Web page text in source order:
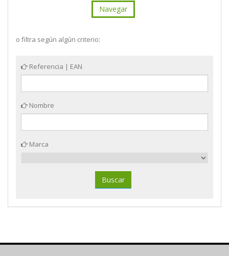
Navegar
o filtra según algún criterio:
Referencia | EAN
Nombre
Marca